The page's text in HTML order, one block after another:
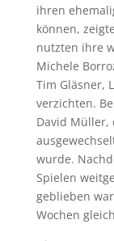
ihren
können,
nutzten ihre
Michele
Tim Gläsner,
verzichten.
David Müller,
wurde.
Spielen
geblieben
Wochen